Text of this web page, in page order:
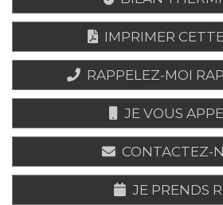
IMPRIMER
RAPPELEZ-MOI
JE VOUS
CONTACTEZ-
JE PRENDS